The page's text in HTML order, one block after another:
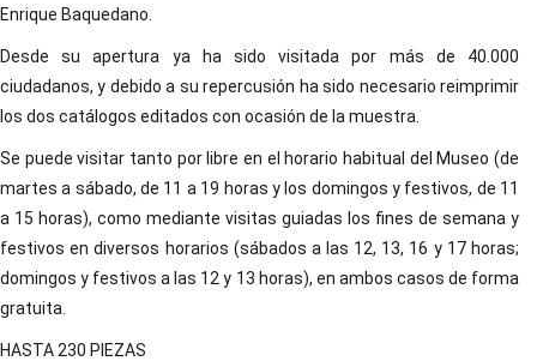
Enrique Baquedano.
Desde su apertura ya ha sido visitada por más de 40.000
ciudadanos, y debido a su repercusión ha sido necesario reimprimir
los dos catálogos editados con ocasión de la muestra.
Se puede visitar tanto por libre en el horario habitual del Museo (de
martes a sábado, de 11 a 19 horas y los domingos y festivos, de 11
a 15 horas), como mediante visitas guiadas los fines de semana y
festivos en diversos horarios (sábados a las 12, 13, 16 y 17 horas;
domingos y festivos a las 12 y 13 horas), en ambos casos de forma
gratuita.
HASTA 230 PIEZAS